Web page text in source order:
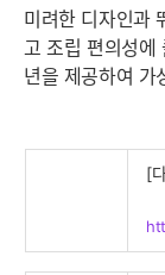
미려한 디자인과
고 조립 편의성
년을 제공하여 가